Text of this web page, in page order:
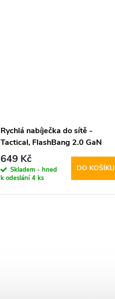
Rychlá nabíječka do sítě -
Tactical, FlashBang 2.0 GaN
65W White
649 Kč
Skladem - hned
k odeslání4 ks
DO KOŠÍKU